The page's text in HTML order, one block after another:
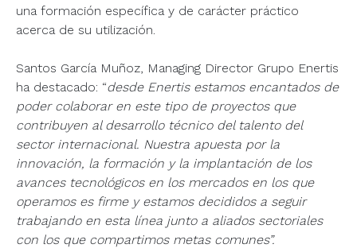
una formación específica y de carácter práctico
acerca de su utilización.
Santos García Muñoz, Managing Director Grupo Enertis
ha destacado: “desde Enertis estamos encantados de
poder colaborar en este tipo de proyectos que
contribuyen al desarrollo técnico del talento del
sector internacional. Nuestra apuesta por la
innovación, la formación y la implantación de los
avances tecnológicos en los mercados en los que
operamos es firme y estamos decididos a seguir
trabajando en esta línea junto a aliados sectoriales
con los que compartimos metas comunes”.